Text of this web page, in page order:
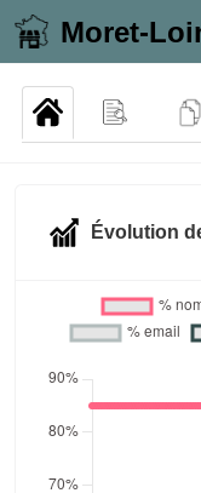
Moret-
Évolution